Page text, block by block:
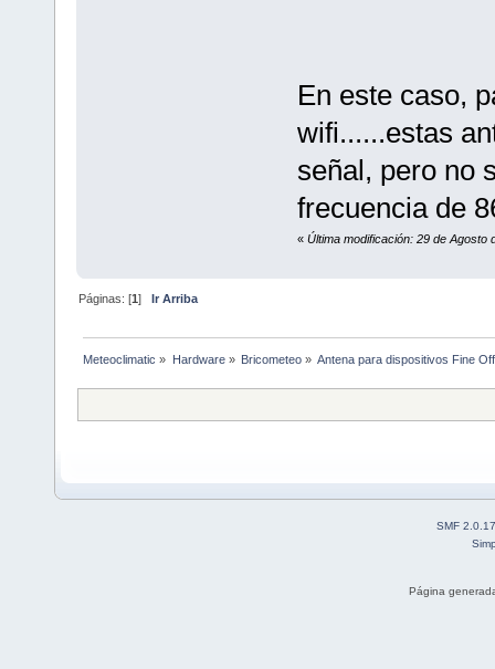
En este caso,
wifi......estas
señal, pero no
frecuencia de
« Última modificación: 29 de Agosto
Páginas: [1]Ir Arriba
Meteoclimatic » Hardware» Bricometeo» Antena para dispositivos Fine
SMF 2.0.17
Página